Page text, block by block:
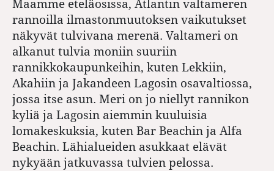
Maamme eteläosissa, Atlantin valtameren
rannoilla ilmastonmuutoksen vaikutukset
näkyvät tulvivana merenä. Valtameri on
alkanut tulvia moniin suuriin
rannikkokaupunkeihin, kuten Lekkiin,
Akahiin ja Jakandeen Lagosin osavaltiossa,
jossa itse asun. Meri on jo niellyt rannikon
kyliä ja Lagosin aiemmin kuuluisia
lomakeskuksia, kuten Bar Beachin ja Alfa
Beachin. Lähialueiden asukkaat elävät
nykyään jatkuvassa tulvien pelossa.